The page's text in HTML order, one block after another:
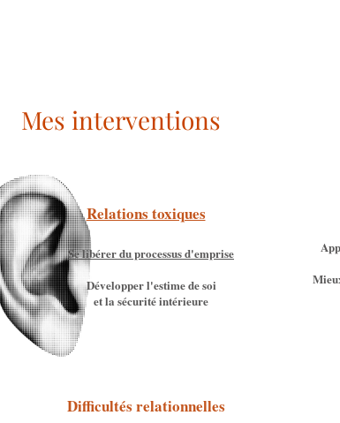
Mes interventions
Relations toxiques
Se libérer du processus d'emprise
Développer l'estime de soi
et la sécurité intérieure
Difficultés relationnelles